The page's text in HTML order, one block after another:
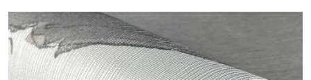
Silk
Helle und elegante Oberfläche mit feiner vertikaler Struktur,